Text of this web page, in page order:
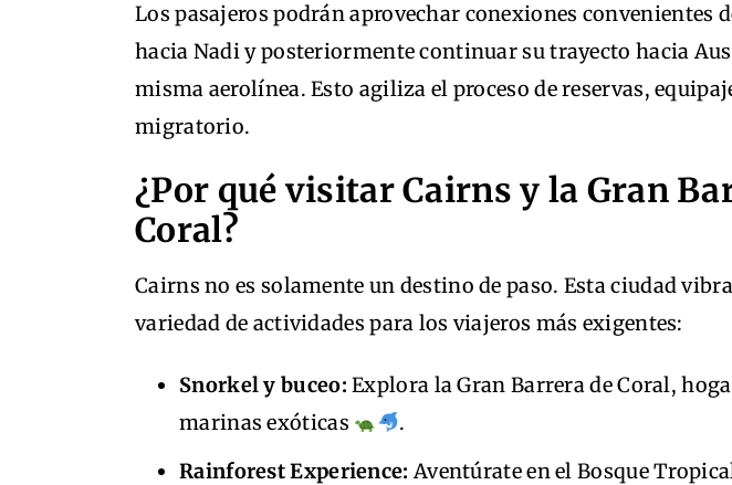
Los pasajeros podrán aprovechar conexiones convenientes
hacia Nadi y posteriormente continuar su trayecto hacia
misma aerolínea. Esto agiliza el proceso de reservas,
migratorio.
¿Por qué visitar Cairns y la Gran
Coral?
Cairns no es solamente un destino de paso. Esta ciudad
variedad de actividades para los viajeros más exigentes:
Snorkel y buceo: Explora la Gran Barrera de Coral,
marinas exóticas
.
Rainforest Experience: Aventúrate en el Bosque